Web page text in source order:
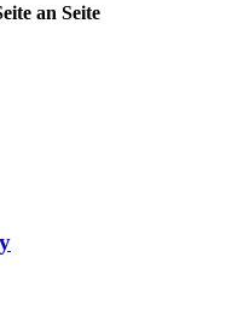
an Seite